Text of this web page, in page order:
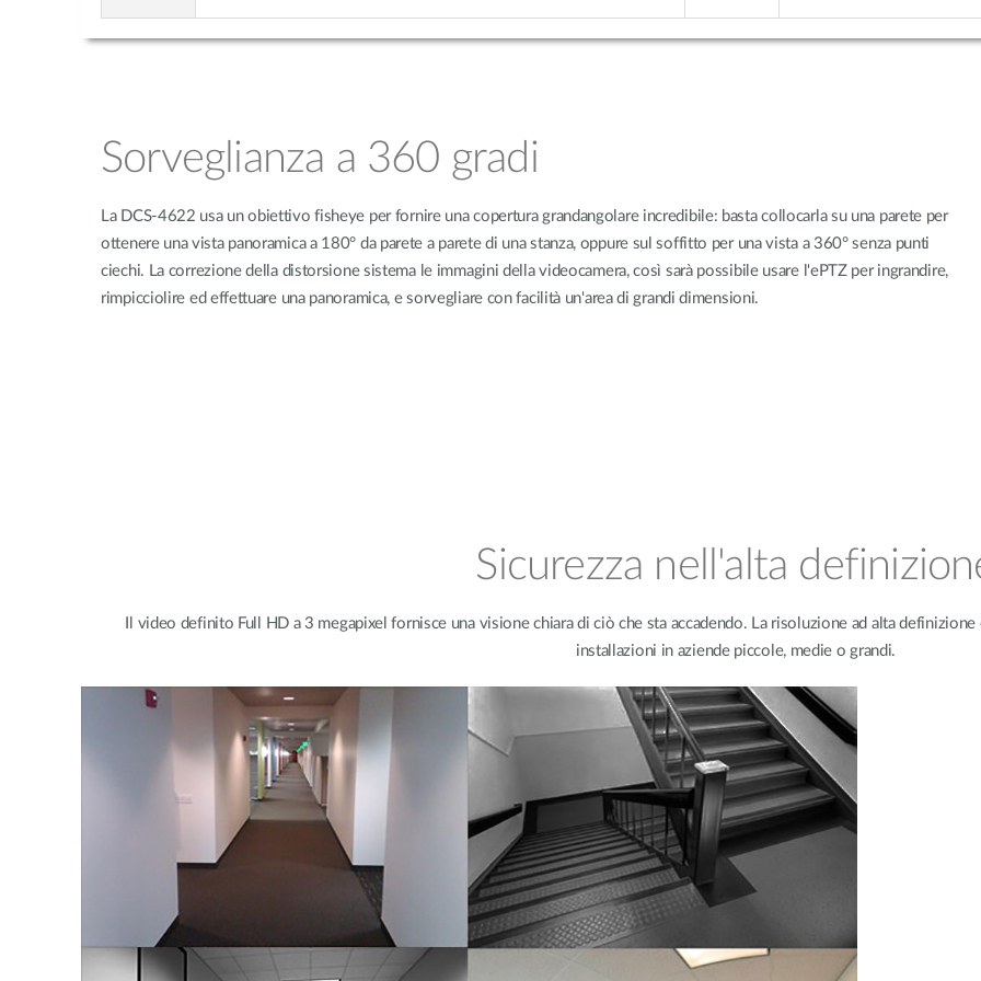
Sorveglianza a 360 gradi
La DCS-4622 usa un obiettivo fisheye per fornire una copertura grandangolare incredibile: basta collocarla su una parete per
ottenere una vista panoramica a 180° da parete a parete di una stanza, oppure sul soffitto per una vista a 360° senza punti
ciechi. La correzione della distorsione sistema le immagini della videocamera, così sarà possibile usare l'ePTZ per ingrandire,
rimpicciolire ed effettuare una panoramica, e sorvegliare con facilità un'area di grandi dimensioni.
Sicurezza nell'alta
Il video definito Full HD a 3 megapixel fornisce una visione chiara di ciò che sta accadendo. La risoluzione ad alta
installazioni in aziende piccole, medie o grandi.